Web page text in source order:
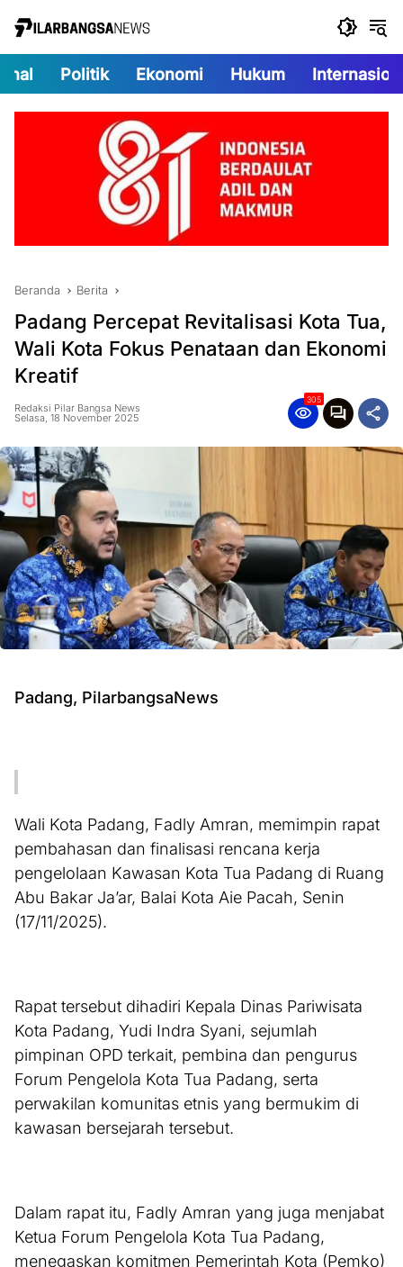
Politik Ekonomi Hukum
Beranda Berita
Padang Percepat Revitalisasi Kota Tua,
Wali Kota Fokus Penataan dan Ekonomi
Kreatif
Redaksi Pilar Bangsa News
Selasa, 18 November 2025
305
Padang, PilarbangsaNews
Wali Kota Padang, Fadly Amran, memimpin rapat
pembahasan dan finalisasi rencana kerja
pengelolaan Kawasan Kota Tua Padang di Ruang
Abu Bakar Ja’ar, Balai Kota Aie Pacah, Senin
(17/11/2025).
Rapat tersebut dihadiri Kepala Dinas Pariwisata
Kota Padang, Yudi Indra Syani, sejumlah
pimpinan OPD terkait, pembina dan pengurus
Forum Pengelola Kota Tua Padang, serta
perwakilan komunitas etnis yang bermukim di
kawasan bersejarah tersebut.
Dalam rapat itu, Fadly Amran yang juga menjabat
Ketua Forum Pengelola Kota Tua Padang,
menegaskan komitmen Pemerintah Kota (Pemko)